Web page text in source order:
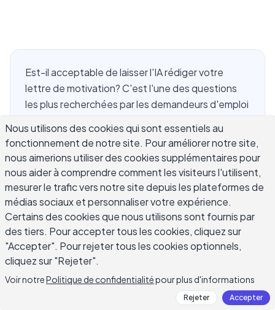
Est-il acceptable de laisser l'IA rédiger votre
lettre de motivation? C'est l'une des questions
les plus recherchées par les demandeurs d'emploi
entièrement de la façon dont vous l'utilisez. Faire
générer une lettre par l'IA de zéro et l'envoyer
inchangée est très différent d'utiliser l'IA pour
affiner un brouillon que vous avez déjà écrit vous-
même. Ce guide couvre ce que l'IA fait bien dans
les lettres de motivation, où elle échoue
régulièrement et comment l'utiliser pour que
votre candidature se démarque vraiment.
L'histoire que vous racontez doit toujours venir de
vous – l'IA est un outil de rédaction, pas un nègre
pour votre parcours professionnel.
Nous utilisons des cookies qui sont essentiels au
fonctionnement de notre site. Pour améliorer notre site,
nous aimerions utiliser des cookies supplémentaires pour
nous aider à comprendre comment les visiteurs l'utilisent,
mesurer le trafic vers notre site depuis les plateformes de
médias sociaux et personnaliser votre expérience.
Certains des cookies que nous utilisons sont fournis par
des tiers. Pour accepter tous les cookies, cliquez sur
"Accepter". Pour rejeter tous les cookies optionnels,
cliquez sur "Rejeter".
Voir notrePolitique de confidentialitépour plus d'informations
Rejeter Accepter